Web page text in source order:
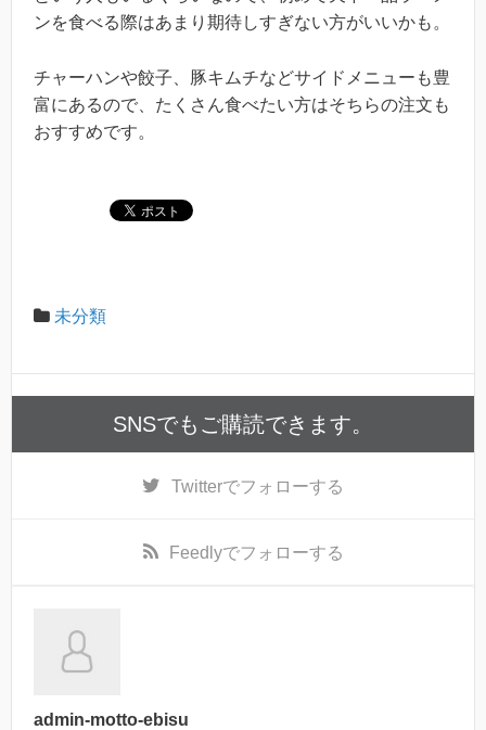
ンを食べる際はあまり期待しすぎない方がいいかも。
チャーハンや餃子、豚キムチなどサイドメニューも豊
富にあるので、たくさん食べたい方はそちらの注文も
おすすめです。
未分類
SNSでもご購読できます。
Twitterでフォローする
Feedlyでフォローする
admin-motto-ebisu